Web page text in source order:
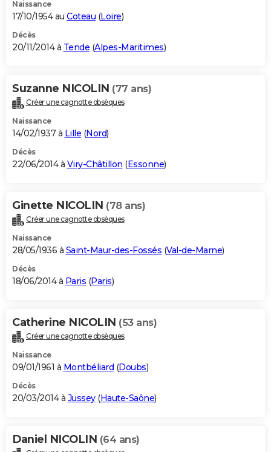
Naissance
17/10/1954 au Coteau (Loire)
Décès
20/11/2014 à Tende (Alpes-Maritimes)
Suzanne NICOLIN (77 ans)
Créer une cagnotte obsèques
Naissance
14/02/1937 à Lille (Nord)
Décès
22/06/2014 à Viry-Châtillon (Essonne)
Ginette NICOLIN (78 ans)
Créer une cagnotte obsèques
Naissance
28/05/1936 à Saint-Maur-des-Fossés (Val-de-Marne)
Décès
18/06/2014 à Paris (Paris)
Catherine NICOLIN (53 ans)
Créer une cagnotte obsèques
Naissance
09/01/1961 à Montbéliard (Doubs)
Décès
20/03/2014 à Jussey(Haute-Saône)
Daniel NICOLIN (64 ans)